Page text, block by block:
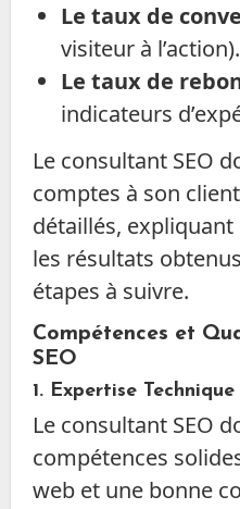
Le taux de
visiteur à l’action).
Le taux de
indicateurs
Le consultant SEO
comptes à son
détaillés, expliquant
les résultats
étapes à suivre.
Compétences et
SEO
1. Expertise Technique
Le consultant SEO
compétences
web et une bonne